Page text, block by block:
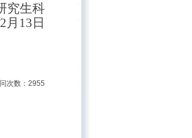
究生科
月13日
次数：2955